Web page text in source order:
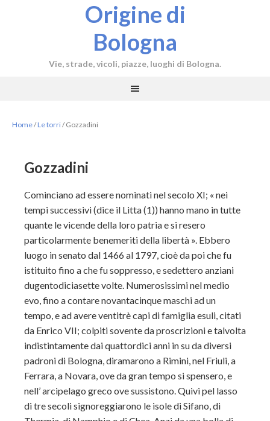
Origine di
Bologna
Vie, strade, vicoli, piazze, luoghi di Bologna.
Home/Le torri/Gozzadini
Gozzadini
Cominciano ad essere nominati nel secolo XI; « nei
tempi successivi (dice il Litta (1)) hanno mano in tutte
quante le vicende della loro patria e si resero
particolarmente benemeriti della libertà ». Ebbero
luogo in senato dal 1466 al 1797, cioè da poi che fu
istituito fino a che fu soppresso, e sedettero anziani
dugentodiciasette volte. Numerosissimi nel medio
evo, fino a contare novantacinque maschi ad un
tempo, e ad avere ventitrè capi di famiglia esuli, citati
da Enrico VII; colpiti sovente da proscrizioni e talvolta
indistintamente dai quattordici anni in su da diversi
padroni di Bologna, diramarono a Rimini, nel Friuli, a
Ferrara, a Novara, ove da gran tempo si spensero, e
nell’ arcipelago greco ove sussistono. Quivi pel lasso
di tre secoli signoreggiarono le isole di Sifano, di